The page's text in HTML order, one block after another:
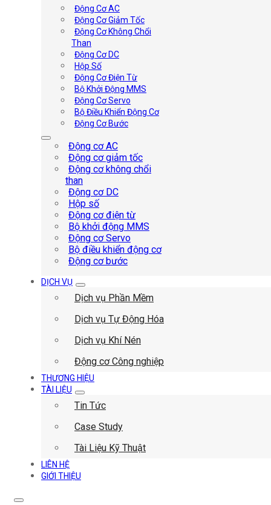
Động Cơ AC
Động Cơ Giảm Tốc
Động Cơ Không Chổi
Than
Động Cơ DC
Hộp Số
Động Cơ Điện Từ
Bộ Khởi Động MMS
Động Cơ Servo
Bộ Điều Khiển Động Cơ
Động Cơ Bước
Động cơ AC
Động cơ giảm tốc
Động cơ không chổi
than
Động cơ DC
Hộp số
Động cơ điện từ
Bộ khởi động MMS
Động cơ Servo
Bộ điều khiển động cơ
Động cơ bước
DỊCH VỤ
Dịch vụ Phần Mềm
Dịch vụ Tự Động Hóa
Dịch vụ Khí Nén
Động cơ Công nghiệp
THƯƠNG HIỆU
TÀI LIỆU
Tin Tức
Case Study
Tài Liệu Kỹ Thuật
LIÊN HỆ
GIỚI THIỆU